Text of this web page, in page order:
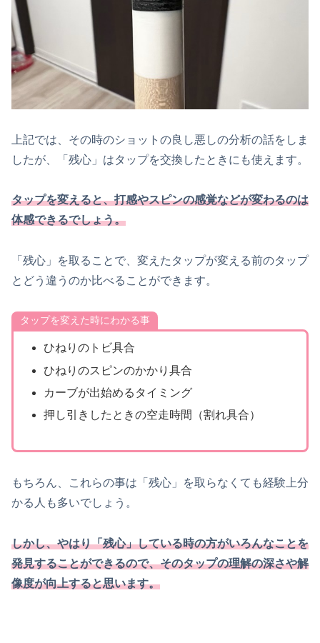
上記では、その時のショットの良し悪しの分析の話をしま
したが、「残心」はタップを交換したときにも使えます。
タップを変えると、打感やスピンの感覚などが変わるのは
体感できるでしょう。
「残心」を取ることで、変えたタップが変える前のタップ
とどう違うのか比べることができます。
タップを変えた時にわかる事
ひねりのトビ具合
ひねりのスピンのかかり具合
カーブが出始めるタイミング
押し引きしたときの空走時間（割れ具合）
もちろん、これらの事は「残心」を取らなくても経験上分
かる人も多いでしょう。
しかし、やはり「残心」している時の方がいろんなことを
発見することができるので、そのタップの理解の深さや解
像度が向上すると思います。